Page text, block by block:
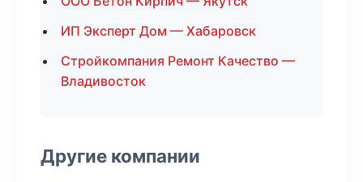
ИП Эксперт Дом — Хабаровск
Стройкомпания Ремонт Качество —
Владивосток
Другие компании